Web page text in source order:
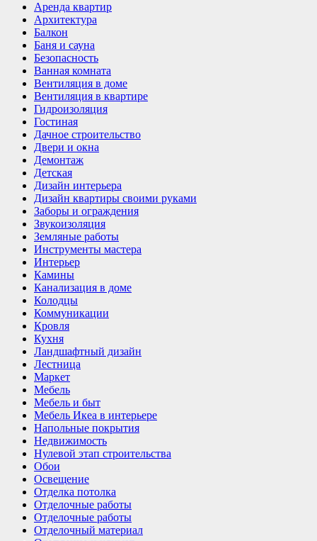
Аренда квартир
Архитектура
Балкон
Баня и сауна
Безопасность
Ванная комната
Вентиляция в доме
Вентиляция в квартире
Гидроизоляция
Гостиная
Дачное строительство
Двери и окна
Демонтаж
Детская
Дизайн интерьера
Дизайн квартиры своими руками
Заборы и ограждения
Звукоизоляция
Земляные работы
Инструменты мастера
Интерьер
Камины
Канализация в доме
Колодцы
Коммуникации
Кровля
Кухня
Ландшафтный дизайн
Лестница
Маркет
Мебель
Мебель и быт
Мебель Икеа в интерьере
Напольные покрытия
Недвижимость
Нулевой этап строительства
Обои
Освещение
Отделка потолка
Отделочные работы
Отделочные работы
Отделочный материал